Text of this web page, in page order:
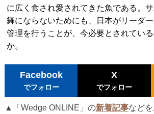
に広く食され愛されてきた魚である。
舞にならないためにも、日本がリーダ
管理を行うことが、今必要とされてい
か。
Facebook
でフォロー
X
でフォロー
▲「Wedge ONLINE」の新着記事など